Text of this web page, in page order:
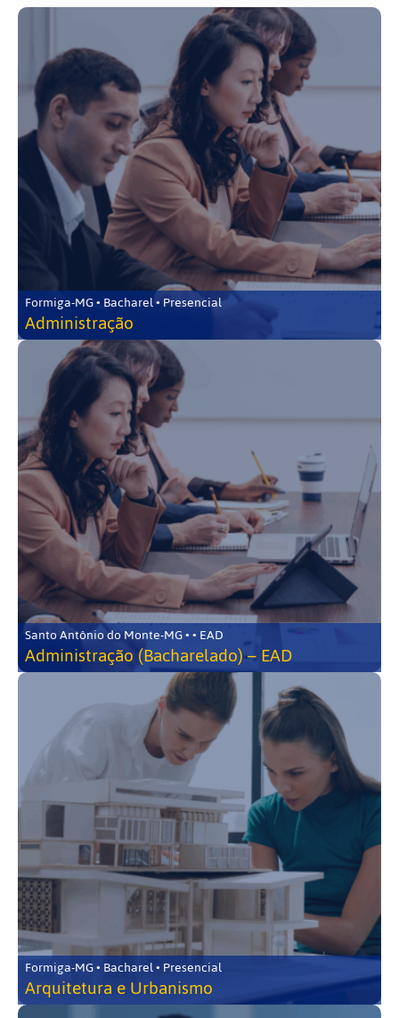
Formiga-MG • Bacharel • Presencial
Administração
Santo Antônio do Monte-MG • • EAD
Administração (Bacharelado) – EAD
Formiga-MG • Bacharel • Presencial
Arquitetura e Urbanismo